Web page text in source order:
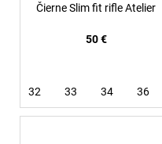
Čierne Slim fit rifle Atelier
50 €
32 33 34 36